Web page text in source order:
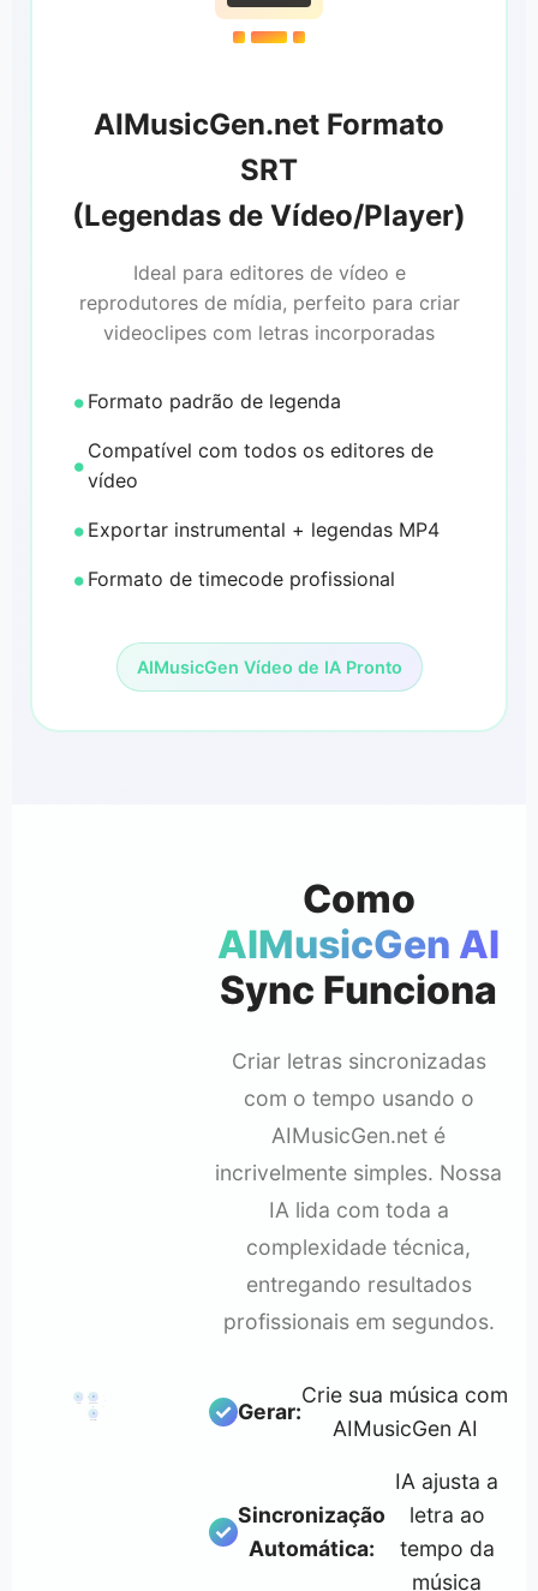
AIMusicGen.net Formato
SRT
(Legendas de Vídeo/Player)
Ideal para editores de vídeo e
reprodutores de mídia, perfeito para criar
videoclipes com letras incorporadas
Formato padrão de legenda
Compatível com todos os editores de
vídeo
Exportar instrumental + legendas MP4
Formato de timecode profissional
AIMusicGen Vídeo de IA Pronto
1 2
3
Como
AIMusicGen AI
Sync Funciona
Criar letras sincronizadas
com o tempo usando o
AIMusicGen.net é
incrivelmente simples. Nossa
IA lida com toda a
complexidade técnica,
entregando resultados
profissionais em segundos.
Gerar:
Crie sua música com
AIMusicGen AI
Sincronização
Automática:
IA ajusta a
letra ao
tempo da
música